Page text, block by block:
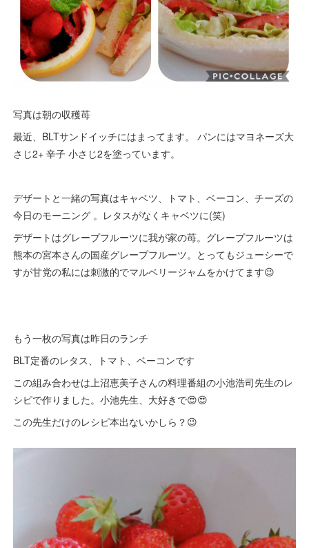
写真は朝の収穫苺
最近、BLTサンドイッチにはまってます。 パンにはマヨネーズ大
さじ2+ 辛子 小さじ2を塗っています。
デザートと一緒の写真はキャベツ、トマト、ベーコン、チーズの
今日のモーニング 。レタスがなくキャベツに(笑)
デザートはグレープフルーツに我が家の苺。グレープフルーツは
熊本の宮本さんの国産グレープフルーツ。とってもジューシーで
すが甘党の私には刺激的でマルベリージャムをかけてます😉
もう一枚の写真は昨日のランチ
BLT定番のレタス、トマト、ベーコンです
この組み合わせは上沼恵美子さんの料理番組の小池浩司先生のレ
シピで作りました。小池先生、大好きで😍😍
この先生だけのレシピ本出ないかしら？😉